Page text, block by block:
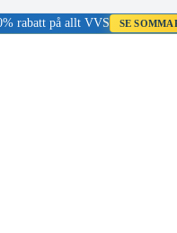
rabatt på allt VVS SE